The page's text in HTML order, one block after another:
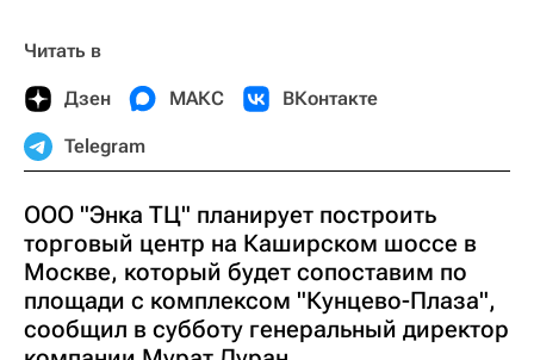
Читать в
Дзен МАКС ВКонтакте
Telegram
ООО "Энка ТЦ" планирует построить
торговый центр на Каширском шоссе в
Москве, который будет сопоставим по
площади с комплексом "Кунцево-Плаза",
сообщил в субботу генеральный директор